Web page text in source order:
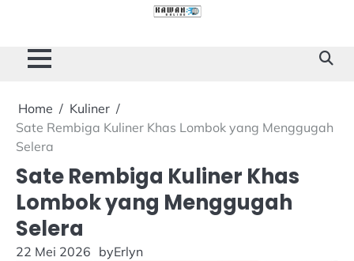
content
Home
Kuliner
Sate Rembiga Kuliner Khas Lombok yang Menggugah
Selera
Sate Rembiga Kuliner Khas
Lombok yang Menggugah
Selera
22 Mei 2026 byErlyn